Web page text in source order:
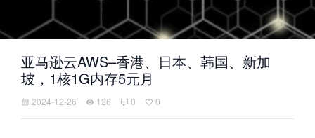
亚马逊云AWS–香港、日本、韩国、新加
坡，1核1G内存5元月
2024-12-26 126 0 0